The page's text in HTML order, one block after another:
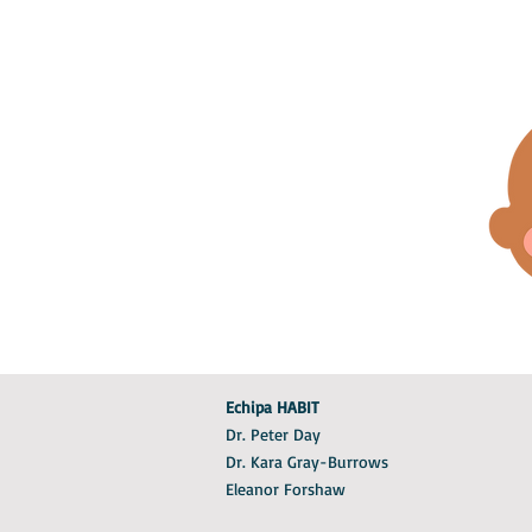
Echipa HABIT
Dr. Peter Day
Dr. Kara Gray-Burrows
Eleanor Forshaw